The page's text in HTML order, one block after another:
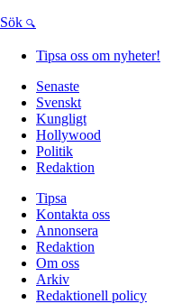
Sök
Tipsa oss om nyheter!
Senaste
Svenskt
Kungligt
Hollywood
Politik
Redaktion
Tipsa
Kontakta oss
Annonsera
Redaktion
Om oss
Arkiv
Redaktionell policy